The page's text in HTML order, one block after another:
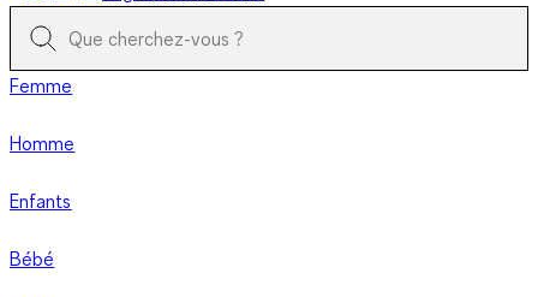
Femme
Homme
Enfants
Bébé